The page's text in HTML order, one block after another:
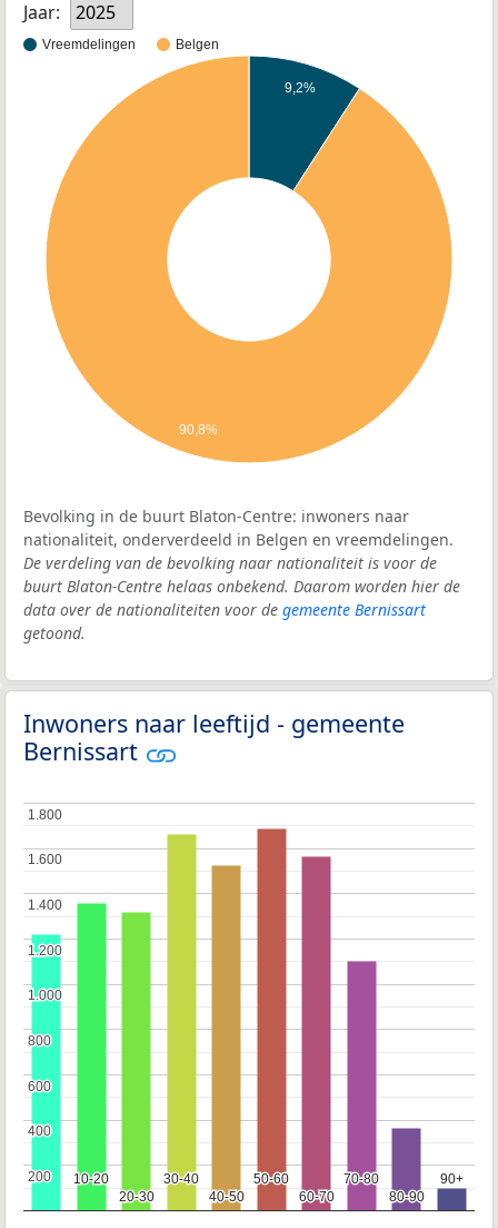
Jaar: 2025
Vreemdelingen Belgen
9,2%
90,8%
Bevolking in de buurt Blaton-Centre: inwoners naar
nationaliteit, onderverdeeld in Belgen en vreemdelingen.
De verdeling van de bevolking naar nationaliteit is voor de
buurt Blaton-Centre helaas onbekend. Daarom worden hier de
data over de nationaliteiten voor de gemeente Bernissart
getoond.
Inwoners naar leeftijd - gemeente
Bernissart
10-20
10-20
20-30
20-30
30-40
30-40
40-50
40-50
50-60
50-60
60-70
60-70
70-80
70-80
80-90
80-90
90+
90+
200
200
400
400
600
600
800
800
1.000
1.000
1.200
1.200
1.400
1.400
1.600
1.600
1.800
1.800